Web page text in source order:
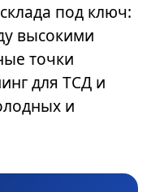
под ключ:
высокими
точки
для ТСД и
и